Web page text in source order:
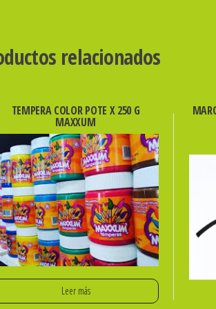
relacionados
TEMPERA COLOR POTE X 250 G
MAXXUM
Leer más